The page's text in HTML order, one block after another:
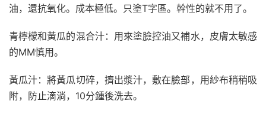
油，還抗氧化。成本極低。只塗T字區。幹性的就不用了。
青檸檬和黃瓜的混合汁：用來塗臉控油又補水，皮膚太敏感
的MM慎用。
黃瓜汁：將黃瓜切碎，擠出漿汁，敷在臉部，用紗布稍稍吸
附，防止滴淌，10分鍾後洗去。